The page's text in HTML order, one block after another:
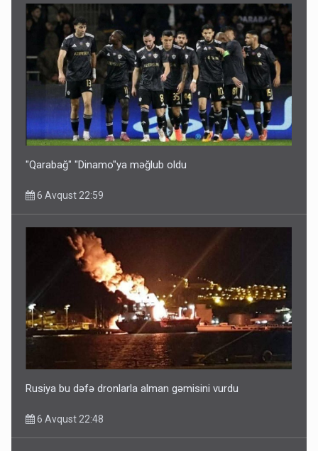
Ərdoğana sui-qəsd planının iştirakçısı detalları açıqladı
5 Avqust 16:56
Rusiya Azərbaycan vətədaşlarını deport etdi
"Qarabağ" "Dinamo"ya məğlub oldu
6 Avqust 22:59
Rusiya bu dəfə dronlarla alman gəmisini vurdu
6 Avqust 22:48